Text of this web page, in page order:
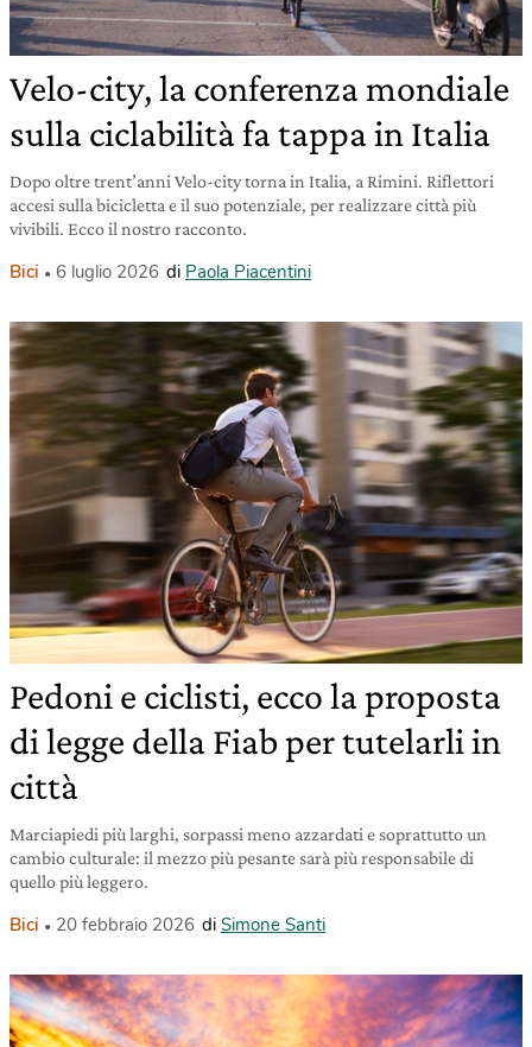
Velo-city, la conferenza mondiale
sulla ciclabilità fa tappa in Italia
Dopo oltre trent’anni Velo-city torna in Italia, a Rimini. Riflettori
accesi sulla bicicletta e il suo potenziale, per realizzare città più
vivibili. Ecco il nostro racconto.
Bici 6 luglio 2026 di Paola Piacentini
Pedoni e ciclisti, ecco la proposta
di legge della Fiab per tutelarli in
città
Marciapiedi più larghi, sorpassi meno azzardati e soprattutto un
cambio culturale: il mezzo più pesante sarà più responsabile di
quello più leggero.
Bici 20 febbraio 2026 di Simone Santi